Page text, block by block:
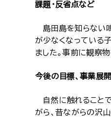
課題・反省点など
島田島を知らない
が少なくなっている
ました。事前に観察
今後の目標、事業展開
自然に触れること
がら、昔ながらの沢